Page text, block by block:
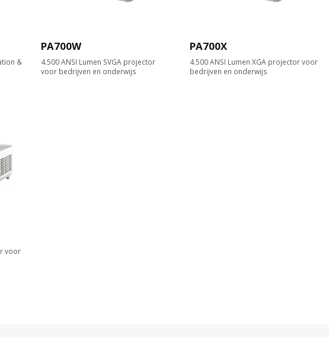
&
PA700W
4.500 ANSI Lumen SVGA projector
voor bedrijven en onderwijs
PA700X
4.500 ANSI Lumen XGA projector voor
bedrijven en onderwijs
voor